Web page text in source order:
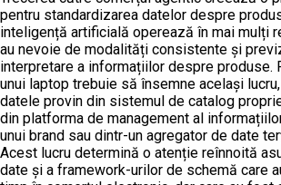
pentru standardizarea datelor despre
inteligență artificială operează în mai mulți
au nevoie de modalități consistente și
interpretare a informațiilor despre produse.
unui laptop trebuie să însemne același
datele provin din sistemul de catalog
din platforma de management al
unui brand sau dintr-un agregator de date
Acest lucru determină o atenție reînnoită
date și a framework-urilor de schemă care